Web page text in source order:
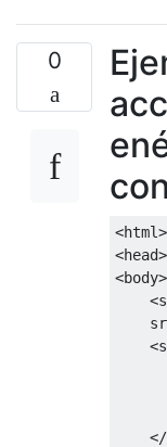
0
<html>
<body>